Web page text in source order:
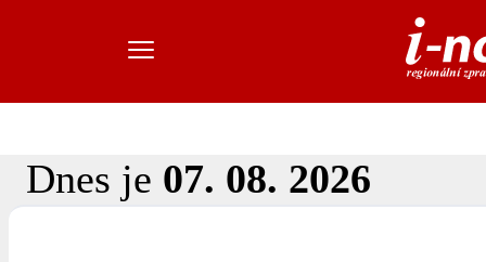
Dnes je 07. 08. 2026